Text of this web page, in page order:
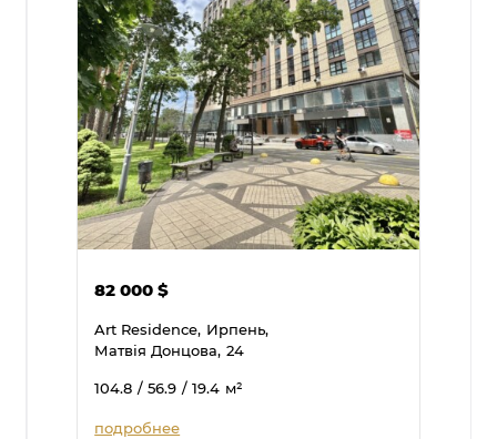
82 000$
Art Residence, Ирпень,
Матвія Донцова, 24
104.8 / 56.9 / 19.4 м²
подробнее